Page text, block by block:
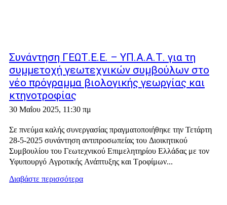
Συνάντηση ΓΕΩΤ.Ε.Ε. – ΥΠ.Α.Α.Τ. για τη
συμμετοχή γεωτεχνικών συμβούλων στο
νέο πρόγραμμα βιολογικής γεωργίας και
κτηνοτροφίας
30 Μαΐου 2025, 11:30 πμ
Σε πνεύμα καλής συνεργασίας πραγματοποιήθηκε την Τετάρτη
28-5-2025 συνάντηση αντιπροσωπείας του Διοικητικού
Συμβουλίου του Γεωτεχνικού Επιμελητηρίου Ελλάδας με τον
Υφυπουργό Αγροτικής Ανάπτυξης και Τροφίμων...
Διαβάστε περισσότερα